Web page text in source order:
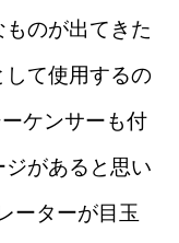
のが出てきた
して使用するの
ケンサーも付
があると思い
ーターが目玉